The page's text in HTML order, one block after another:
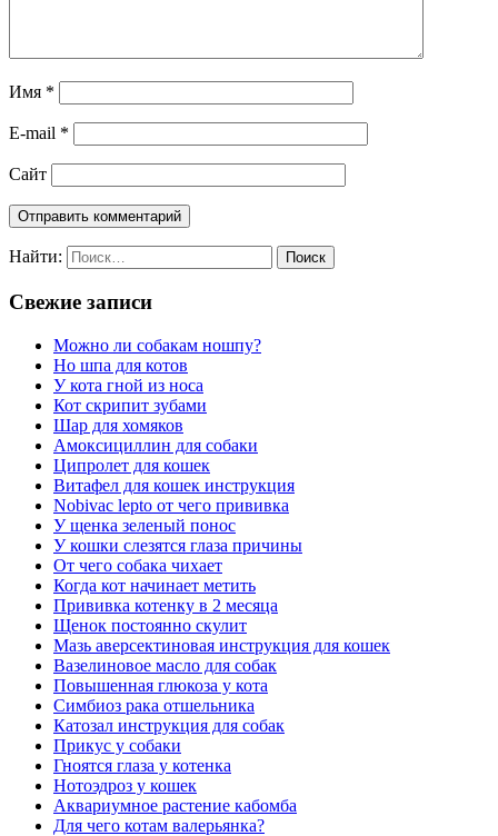
Имя *
E-mail *
Сайт
Найти:
Свежие записи
Можно ли собакам ношпу?
Но шпа для котов
У кота гной из носа
Кот скрипит зубами
Шар для хомяков
Амоксициллин для собаки
Ципролет для кошек
Витафел для кошек инструкция
Nobivac lepto от чего прививка
У щенка зеленый понос
У кошки слезятся глаза причины
От чего собака чихает
Когда кот начинает метить
Прививка котенку в 2 месяца
Щенок постоянно скулит
Мазь аверсектиновая инструкция для кошек
Вазелиновое масло для собак
Повышенная глюкоза у кота
Симбиоз рака отшельника
Катозал инструкция для собак
Прикус у собаки
Гноятся глаза у котенка
Нотоэдроз у кошек
Аквариумное растение кабомба
Для чего котам валерьянка?